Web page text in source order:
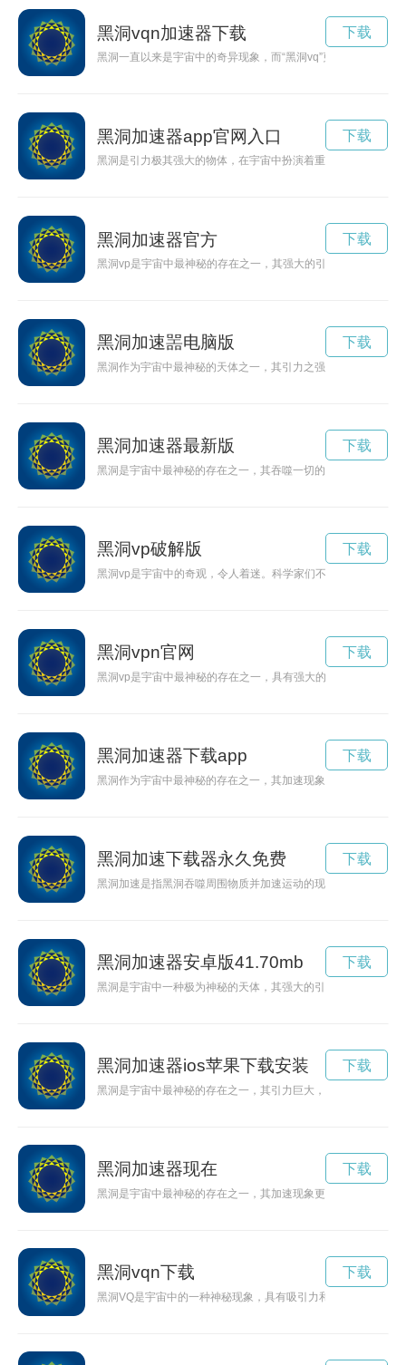
黑洞vqn加速器下载
黑洞一直以来是宇宙中的奇异现象，而“黑洞vq”更是引起了人
下载
黑洞加速器app官网入口
黑洞是引力极其强大的物体，在宇宙中扮演着重要的角色。黑
下载
黑洞加速器官方
黑洞vp是宇宙中最神秘的存在之一，其强大的引力场吸引着一
下载
黑洞加速噐电脑版
黑洞作为宇宙中最神秘的天体之一，其引力之强大无比。新的
下载
黑洞加速器最新版
黑洞是宇宙中最神秘的存在之一，其吞噬一切的特性令人叹为
下载
黑洞vp破解版
黑洞vp是宇宙中的奇观，令人着迷。科学家们不断探索着这个
下载
黑洞vpn官网
黑洞vp是宇宙中最神秘的存在之一，具有强大的吸引力和奇特
下载
黑洞加速器下载app
黑洞作为宇宙中最神秘的存在之一，其加速现象备受关注。本
下载
黑洞加速下载器永久免费
黑洞加速是指黑洞吞噬周围物质并加速运动的现象。这种现象
下载
黑洞加速器安卓版41.70mb
黑洞是宇宙中一种极为神秘的天体，其强大的引力使得周围的
下载
黑洞加速器ios苹果下载安装
黑洞是宇宙中最神秘的存在之一，其引力巨大，吞噬一切。近
下载
黑洞加速器现在
黑洞是宇宙中最神秘的存在之一，其加速现象更是让人着迷。
下载
黑洞vqn下载
黑洞VQ是宇宙中的一种神秘现象，具有吸引力和奇幻性。科学
下载